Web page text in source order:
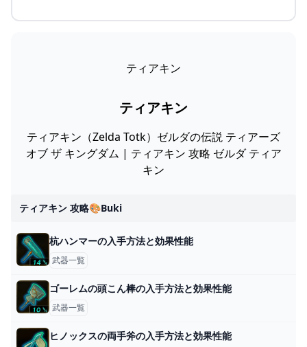
ティアキン
ティアキン
ティアキン（Zelda Totk）ゼルダの伝説 ティアーズ
オブ ザ キングダム | ティアキン 攻略 ゼルダ ティア
キン
ティアキン 攻略🎨buki
杭ハンマーの入手方法と効果性能
武器一覧
ゴーレムの頭こん棒の入手方法と効果性能
武器一覧
ヒノックスの両手斧の入手方法と効果性能